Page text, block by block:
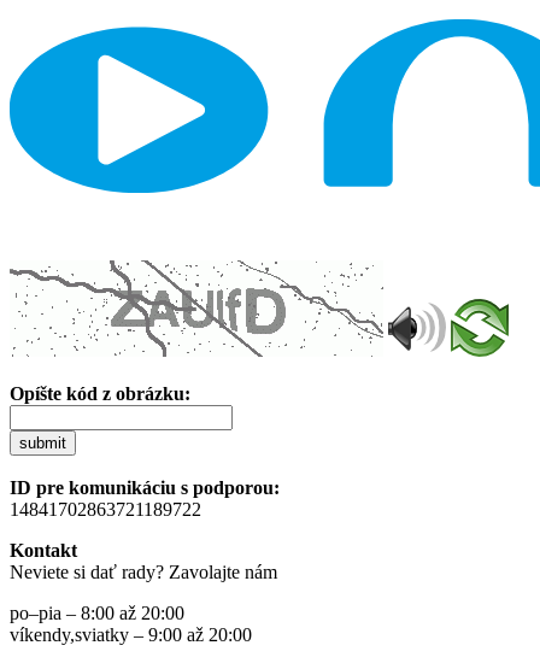
Opíšte kód z obrázku:
submit
ID pre komunikáciu s podporou:
14841702863721189722
Kontakt
Neviete si dať rady? Zavolajte nám
po–pia – 8:00 až 20:00
víkendy,sviatky – 9:00 až 20:00